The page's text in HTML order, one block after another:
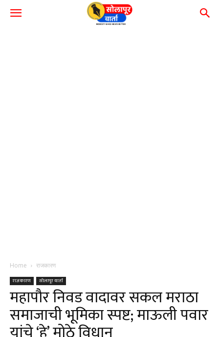
Home राजकारण
राजकारण सोलापूर वार्ता
महापौर निवड वादावर सकल मराठा
समाजाची भूमिका स्पष्ट; माऊली पवार